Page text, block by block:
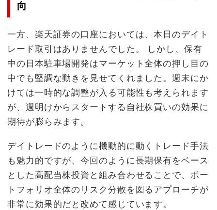
向
一方、楽天証券の口座においては、本日のデイト
レード取引はありませんでした。 しかし、保有
中の日本駐車場開発はマーケット全体の押し目の
中でも堅調な動きを見せてくれました。週末にか
けては一時的な調整が入る可能性も考えられます
が、週明けからスタートする自社株買いの効果に
期待が膨らみます。
デイトレードのように機動的に動くトレード手法
も魅力的ですが、今回のように長期保有をベース
とした高配当株投資と組み合わせることで、ポー
トフォリオ全体のリスク分散を図るアプローチが
非常に効果的だと改めて感じています。